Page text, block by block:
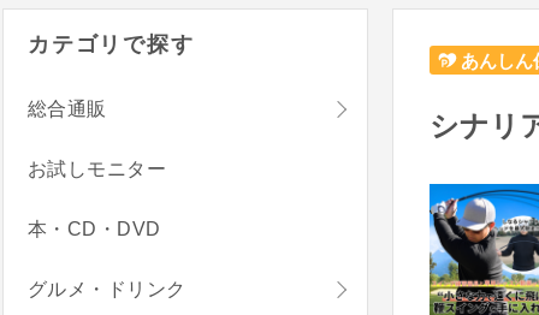
あんしん
シナリ
カテゴリで探す
総合通販
お試しモニター
本・CD・DVD
グルメ・ドリンク